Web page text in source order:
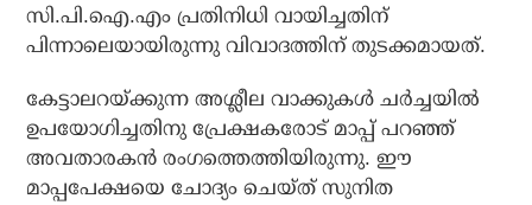
സി.പി.ഐ.എം പ്രതിനിധി വായിച്ചതിന്
പിന്നാലെയായിരുന്നു വിവാദത്തിന് തുടക്കമായത്.
കേട്ടാലറയ്ക്കുന്ന അശ്ലീല വാക്കുകള്‍ ചര്‍ച്ചയില്‍
ഉപയോഗിച്ചതിനു പ്രേക്ഷകരോട് മാപ്പ് പറഞ്ഞ്
അവതാരകന്‍ രംഗത്തെത്തിയിരുന്നു. ഈ
മാപ്പപേക്ഷയെ ചോദ്യം ചെയ്ത് സുനിത